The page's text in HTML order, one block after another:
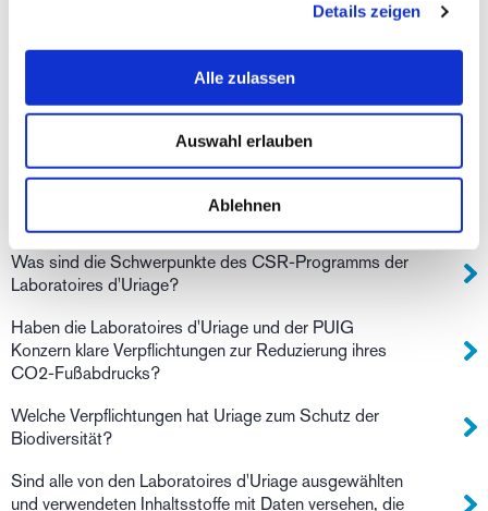
Details zeigen
Alle zulassen
Auswahl erlauben
Ablehnen
Hat das DS HAIR Regulierende Shampoo einen
neutralen pH-Wert und ist es für Haarimplantate
Ab wannn kann ich meine Narbe eincremen?
Sie haben eine Frage oder benötigen Hilfe?
Seit wann engagieren sich die Laboratoires Uriage für
Was sind die Schwerpunkte des CSR-Programms der
Laboratoires d'Uriage?
Haben die Laboratoires d'Uriage und der PUIG
Konzern klare Verpflichtungen zur Reduzierung ihres
CO2-Fußabdrucks?
Welche Verpflichtungen hat Uriage zum Schutz der
Biodiversität?
Sind alle von den Laboratoires d'Uriage ausgewählten
und verwendeten Inhaltsstoffe mit Daten versehen, die